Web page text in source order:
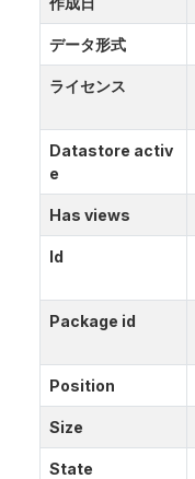
データ形式
ライセンス
Datastore activ
e
Has views
Id
Package id
Position
Size
State